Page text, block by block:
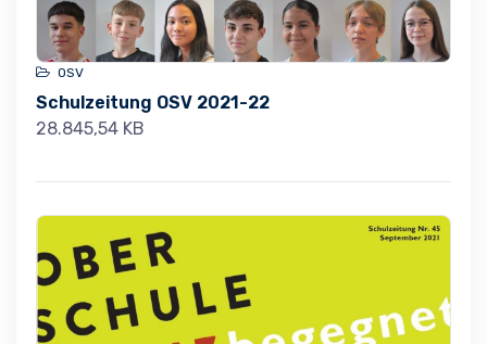
OSV
Schulzeitung OSV 2021-22
28.845,54 KB